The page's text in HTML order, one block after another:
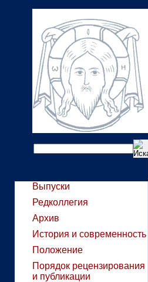
Выпуски
Редколлегия
Архив
История и современность
Положение
Порядок рецензирования
и публикации